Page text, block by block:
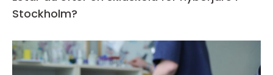
Stockholm?